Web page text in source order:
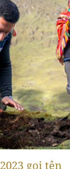
gọi tên